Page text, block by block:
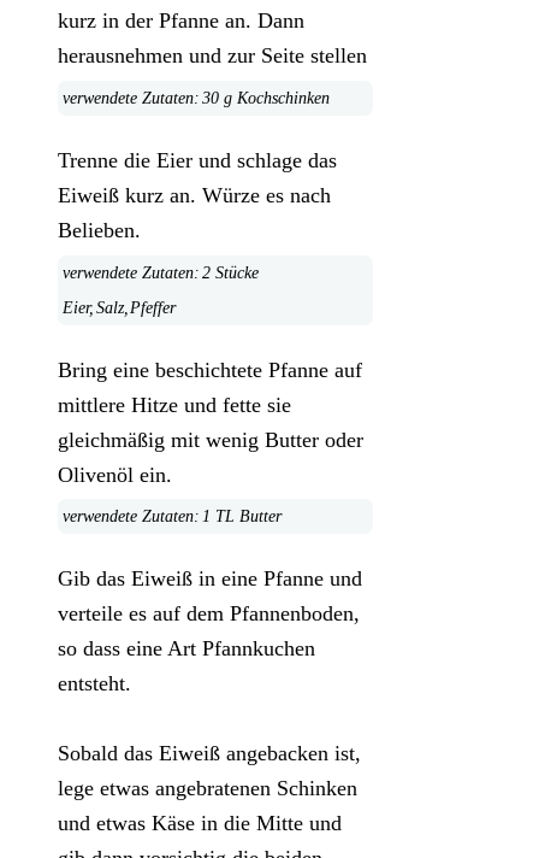
kurz in der Pfanne an. Dann
herausnehmen und zur Seite stellen
30 g Kochschinken
Trenne die Eier und schlage das
Eiweiß kurz an. Würze es nach
Belieben.
2 Stücke
Eier,Salz, Pfeffer
Bring eine beschichtete Pfanne auf
mittlere Hitze und fette sie
gleichmäßig mit wenig Butter oder
Olivenöl ein.
1 TL Butter
Gib das Eiweiß in eine Pfanne und
verteile es auf dem Pfannenboden,
so dass eine Art Pfannkuchen
entsteht.
Sobald das Eiweiß angebacken ist,
lege etwas angebratenen Schinken
und etwas Käse in die Mitte und